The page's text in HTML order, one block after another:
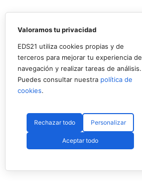
Valoramos tu privacidad
EDS21 utiliza cookies propias y de
terceros para mejorar tu experiencia de
navegación y realizar tareas de análisis.
Puedes consultar nuestra política de
cookies.
Rechazar todo Personalizar
Aceptar todo